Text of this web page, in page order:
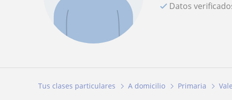
Datos
Tus clases particulares A domicilio Primaria